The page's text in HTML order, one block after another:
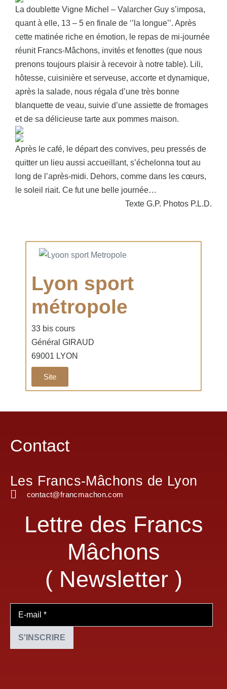
La doublette Vigne Michel – Valarcher Guy s’imposa,
quant à elle, 13 – 5 en finale de ‘’la longue’’. Après
cette matinée riche en émotion, le repas de mi-journée
réunit Francs-Mâchons, invités et fenottes (que nous
prenons toujours plaisir à recevoir à notre table). Lili,
hôtesse, cuisinière et serveuse, accorte et dynamique,
après la salade, nous régala d’une très bonne
blanquette de veau, suivie d’une assiette de fromages
et de sa délicieuse tarte aux pommes maison.
Après le café, le départ des convives, peu pressés de
quitter un lieu aussi accueillant, s’échelonna tout au
long de l’après-midi. Dehors, comme dans les cœurs,
le soleil riait. Ce fut une belle journée…
Texte G.P. Photos P.L.D.
Lyon sport
métropole
33 bis cours
Général GIRAUD
69001 LYON
Site
Contact
Les Francs-Mâchons de Lyon
contact@francmachon.com
Lettre des Francs
Mâchons
( Newsletter )